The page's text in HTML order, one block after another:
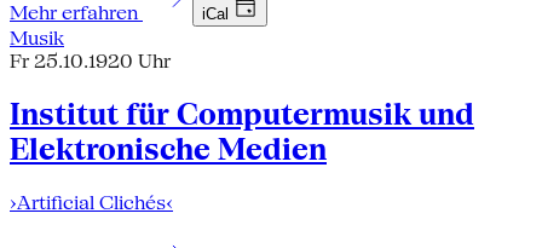
Mehr erfahren iCal
Musik
Fr 25.10.1920 Uhr
Institut für Computermusik und
Elektronische Medien
›Artificial Clichés‹